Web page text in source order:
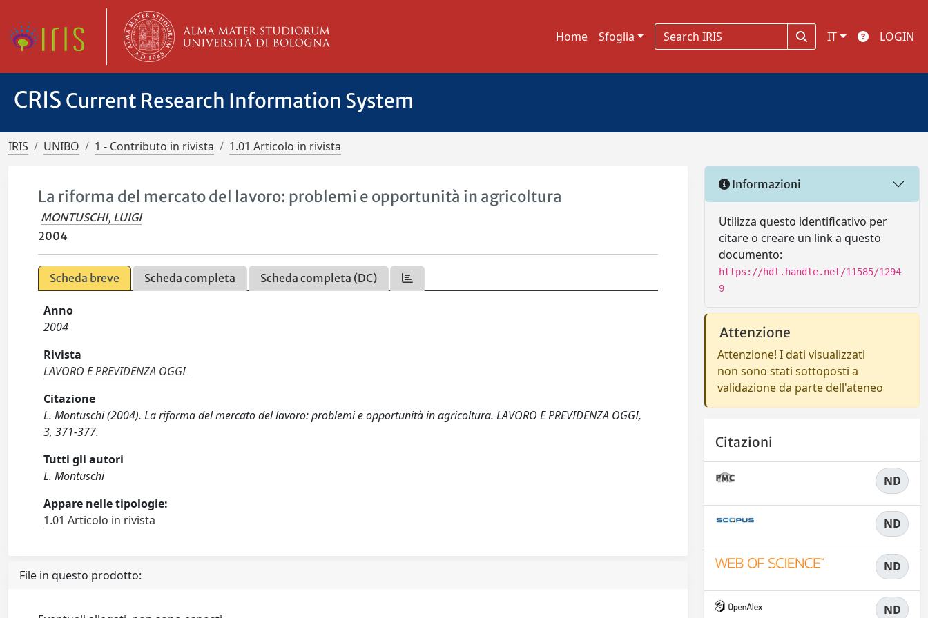
Home Sfoglia IT LOGIN
CRIS Current Research Information System
IRIS UNIBO 1 - Contributo in rivista 1.01 Articolo in rivista
La riforma del mercato del lavoro: problemi e opportunità in agricoltura
MONTUSCHI, LUIGI
2004
Scheda breve Scheda completa Scheda completa (DC)
Anno
2004
Rivista
LAVORO E PREVIDENZA OGGI
Citazione
L. Montuschi (2004). La riforma del mercato del lavoro: problemi e opportunità in agricoltura. LAVORO E PREVIDENZA OGGI,
3, 371-377.
Tutti gli autori
L. Montuschi
Appare nelle tipologie:
1.01 Articolo in rivista
File in questo prodotto:
Informazioni
Utilizza questo identificativo per
citare o creare un link a questo
documento:
https://hdl.handle.net/11585/1294
9
Attenzione
Attenzione! I dati visualizzati
non sono stati sottoposti a
validazione da parte dell'ateneo
Citazioni
ND
ND
ND
ND